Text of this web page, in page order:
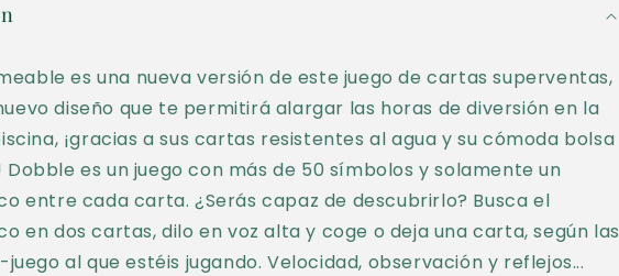
es una nueva versión de este juego de cartas superventas,
diseño que te permitirá alargar las horas de diversión en la
¡gracias a sus cartas resistentes al agua y su cómoda bolsa
es un juego con más de 50 símbolos y solamente un
entre cada carta. ¿Serás capaz de descubrirlo? Busca el
en dos cartas, dilo en voz alta y coge o deja una carta, según las
al que estéis jugando. Velocidad, observación y reflejos...